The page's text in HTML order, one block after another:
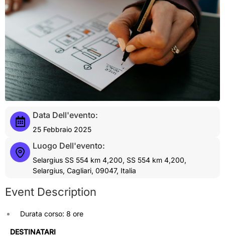
Data Dell'evento:
25 Febbraio 2025
Luogo Dell'evento:
Selargius SS 554 km 4,200, SS 554 km 4,200,
Selargius, Cagliari, 09047, Italia
Event Description
Durata corso: 8 ore
DESTINATARI